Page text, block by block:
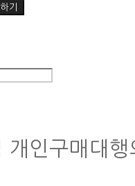
기
개인구매대